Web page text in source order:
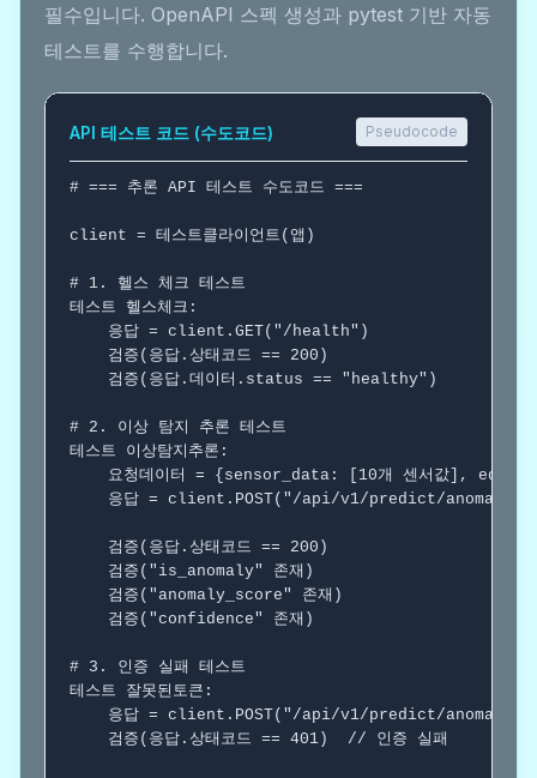
필수입니다. OpenAPI 스펙 생성과 pytest 기반 자동
테스트를 수행합니다.
API 테스트 코드 (수도코드) Pseudocode
# === 추론 API 테스트 수도코드 ===
client = 테스트클라이언트(앱)
# 1. 헬스 체크 테스트
테스트 헬스체크:
    응답 = client.GET("/health")
    검증(응답.상태코드 == 200)
    검증(응답.데이터.status == "healthy")
# 2. 이상 탐지 추론 테스트
테스트 이상탐지추론:
요청데이터 = {sensor_data: [10개 센서값],
응답 = client.POST("/api/v1/predict/anomaly",
    검증(응답.상태코드 == 200)
    검증("is_anomaly" 존재)
    검증("anomaly_score" 존재)
    검증("confidence" 존재)
# 3. 인증 실패 테스트
테스트 잘못된토큰:
응답 = client.POST("/api/v1/predict/anomaly",
    검증(응답.상태코드 == 401)
// 인증 실패